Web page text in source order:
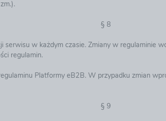
§ 8
serwisu w każdym czasie. Zmiany w regulaminie
regulamin.
Platformy eB2B. W przypadku zmian
§ 9